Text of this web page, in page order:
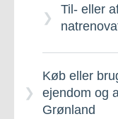
Til- eller
Køb eller
ejendom og
Grønland